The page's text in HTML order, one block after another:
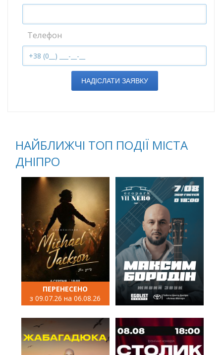
Телефон
НАДІСЛАТИ ЗАЯВКУ
НАЙБЛИЖЧІ ТОП ПОДІЇ МІСТА
ДНІПРО
ПЕРЕНЕСЕНО
з 09.07.26 на 06.08.26